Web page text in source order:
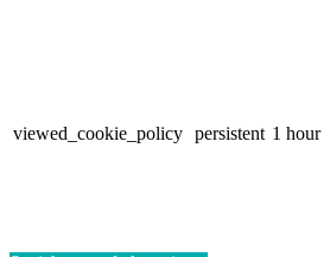
viewed_cookie_policy persistent 1 hour